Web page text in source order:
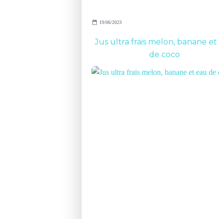
19/06/2023
Jus ultra frais melon, banane et
de coco